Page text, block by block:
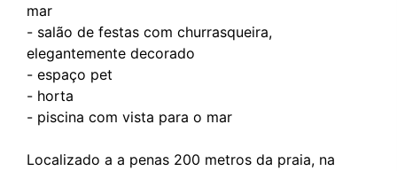
mar
- salão de festas com churrasqueira,
elegantemente decorado
- espaço pet
- horta
- piscina com vista para o mar
Localizado a a penas 200 metros da praia, na